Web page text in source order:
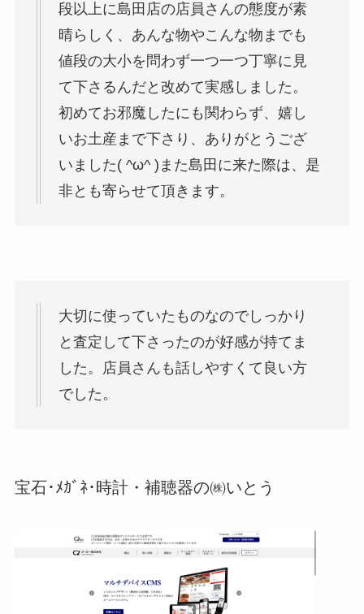
段以上に島田店の店員さんの態度が素
晴らしく、あんな物やこんな物までも
値段の大小を問わず一つ一つ丁寧に見
て下さるんだと改めて実感しました。
初めてお邪魔したにも関わらず、嬉し
いお土産まで下さり、ありがとうござ
いました( ^ω^ )また島田に来た際は、是
非とも寄らせて頂きます。
大切に使っていたものなのでしっかり
と査定して下さったのが好感が持てま
した。店員さんも話しやすくて良い方
でした。
宝石･ﾒｶﾞﾈ･時計・補聴器の㈱いとう